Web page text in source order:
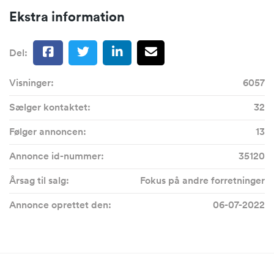
Ekstra information
Del:
Visninger:
6057
Sælger kontaktet:
32
Følger annoncen:
13
Annonce id-nummer:
35120
Årsag til salg:
Fokus på andre forretninger
Annonce oprettet den:
06-07-2022